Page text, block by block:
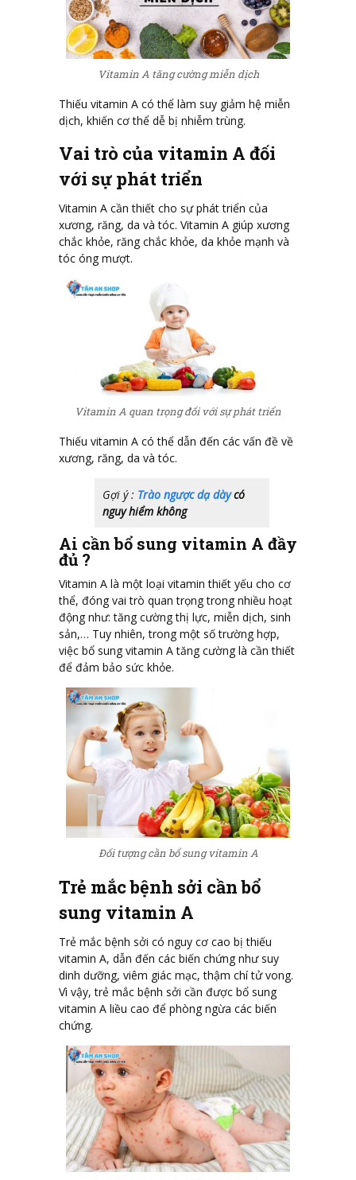
Vitamin A tăng cường miễn dịch
Thiếu vitamin A có thể làm suy giảm hệ miễn
dịch, khiến cơ thể dễ bị nhiễm trùng.
Vai trò của vitamin A đối
với sự phát triển
Vitamin A cần thiết cho sự phát triển của
xương, răng, da và tóc. Vitamin A giúp xương
chắc khỏe, răng chắc khỏe, da khỏe mạnh và
tóc óng mượt.
Vitamin A quan trọng đối với sự phát triển
Thiếu vitamin A có thể dẫn đến các vấn đề về
xương, răng, da và tóc.
Gợi ý : Trào ngược dạ dàycó
nguy hiểm không
Ai cần bổ sung vitamin A đầy
đủ ?
Vitamin A là một loại vitamin thiết yếu cho cơ
thể, đóng vai trò quan trọng trong nhiều hoạt
động như: tăng cường thị lực, miễn dịch, sinh
sản,… Tuy nhiên, trong một số trường hợp,
việc bổ sung vitamin A tăng cường là cần thiết
để đảm bảo sức khỏe.
Đối tượng cần bổ sung vitamin A
Trẻ mắc bệnh sởi cần bổ
sung vitamin A
Trẻ mắc bệnh sởi có nguy cơ cao bị thiếu
vitamin A, dẫn đến các biến chứng như suy
dinh dưỡng, viêm giác mạc, thậm chí tử vong.
Vì vậy, trẻ mắc bệnh sởi cần được bổ sung
vitamin A liều cao để phòng ngừa các biến
chứng.